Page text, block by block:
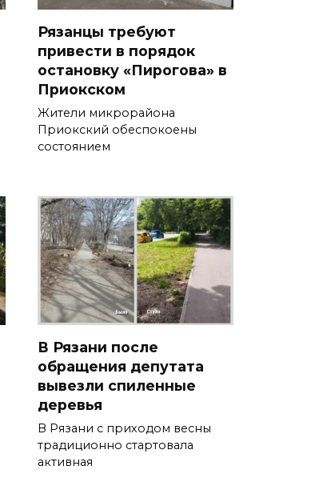
Рязанцы требуют
привести в порядок
остановку «Пирогова» в
Приокском
Жители микрорайона
Приокский обеспокоены
состоянием
В Рязани после
обращения депутата
вывезли спиленные
деревья
В Рязани с приходом весны
традиционно стартовала
активная